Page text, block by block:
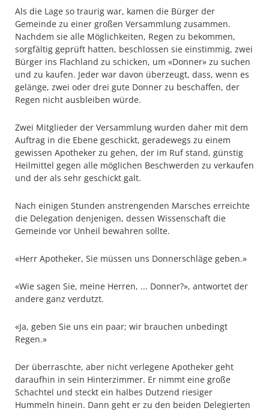
Als die Lage so traurig war, kamen die Bürger der
Gemeinde zu einer großen Versammlung zusammen.
Nachdem sie alle Möglichkeiten, Regen zu bekommen,
sorgfältig geprüft hatten, beschlossen sie einstimmig, zwei
Bürger ins Flachland zu schicken, um «Donner» zu suchen
und zu kaufen. Jeder war davon überzeugt, dass, wenn es
gelänge, zwei oder drei gute Donner zu beschaffen, der
Regen nicht ausbleiben würde.
Zwei Mitglieder der Versammlung wurden daher mit dem
Auftrag in die Ebene geschickt, geradewegs zu einem
gewissen Apotheker zu gehen, der im Ruf stand, günstig
Heilmittel gegen alle möglichen Beschwerden zu verkaufen
und der als sehr geschickt galt.
Nach einigen Stunden anstrengenden Marsches erreichte
die Delegation denjenigen, dessen Wissenschaft die
Gemeinde vor Unheil bewahren sollte.
«Herr Apotheker, Sie müssen uns Donnerschläge geben.»
«Wie sagen Sie, meine Herren, ... Donner?», antwortet der
andere ganz verdutzt.
«Ja, geben Sie uns ein paar; wir brauchen unbedingt
Regen.»
Der überraschte, aber nicht verlegene Apotheker geht
daraufhin in sein Hinterzimmer. Er nimmt eine große
Schachtel und steckt ein halbes Dutzend riesiger
Hummeln hinein. Dann geht er zu den beiden Delegierten